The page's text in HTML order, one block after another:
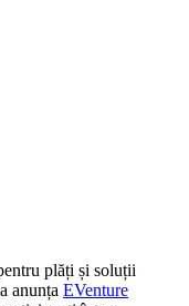
plăți și soluții
anunța EVenture